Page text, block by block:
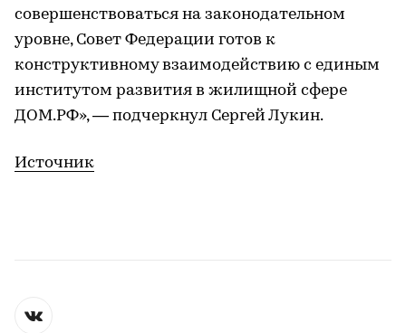
совершенствоваться на законодательном
уровне, Совет Федерации готов к
конструктивному взаимодействию с единым
институтом развития в жилищной сфере
ДОМ.РФ», — подчеркнул Сергей Лукин.
Источник